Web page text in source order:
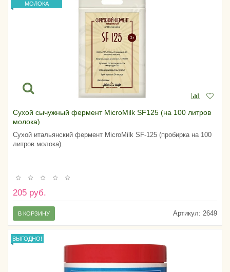
МОЛОКА
Сухой сычужный фермент MicroMilk SF125 (на 100 литров
молока)
Сухой итальянский фермент MicroMilk SF-125 (пробирка на 100
литров молока).
205 руб.
Артикул: 2649
В КОРЗИНУ
ВЫГОДНО!